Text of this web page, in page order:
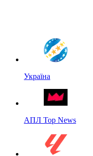
Україна
АПЛ Top News